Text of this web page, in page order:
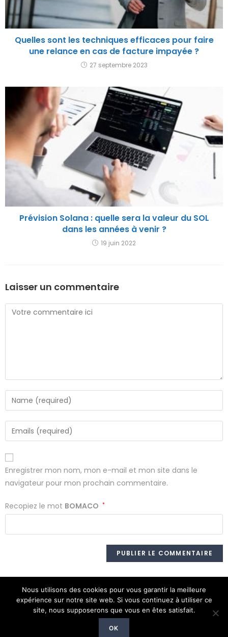
Quelles sont les techniques efficaces pour faire
une relance en cas de facture impayée ?
27 septembre 2023
Prévision Solana : quelle sera la valeur du SOL
dans les années à venir ?
19 juin 2022
Laisser un commentaire
Enregistrer mon nom, mon e-mail et mon site dans le
navigateur pour mon prochain commentaire.
Recopiez le mot BOMACO *
© Copyright 2026 - Tous droits réservés
Nous utilisons des cookies pour vous garantir la meilleure
expérience sur notre site web. Si vous continuez à utiliser ce
site, nous supposerons que vous en êtes satisfait.
OK